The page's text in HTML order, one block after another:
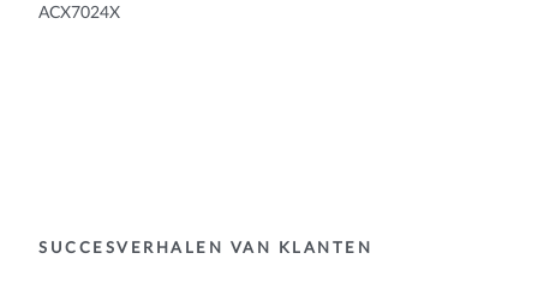
ACX7024X
SUCCESVERHALEN VAN KLANTEN